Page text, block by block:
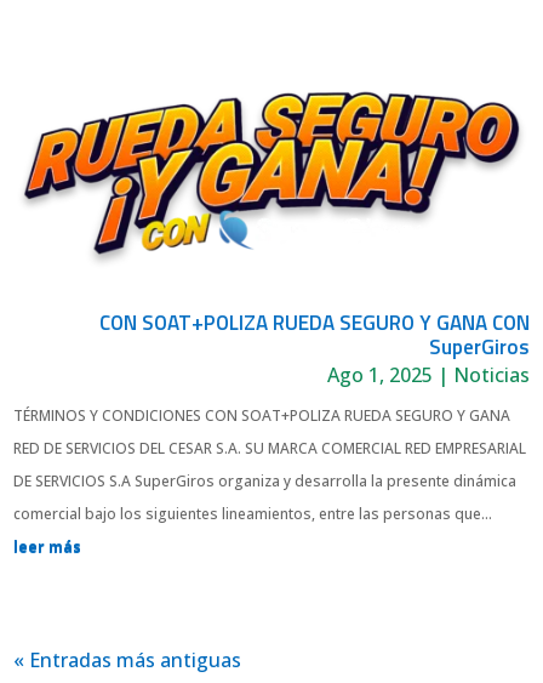
CON SOAT+POLIZA RUEDA SEGURO Y GANA CON
SuperGiros
Ago 1, 2025 | Noticias
TÉRMINOS Y CONDICIONES CON SOAT+POLIZA RUEDA SEGURO Y GANA
RED DE SERVICIOS DEL CESAR S.A. SU MARCA COMERCIAL RED EMPRESARIAL
DE SERVICIOS S.A SuperGiros organiza y desarrolla la presente dinámica
comercial bajo los siguientes lineamientos, entre las personas que...
leer más
« Entradas más antiguas